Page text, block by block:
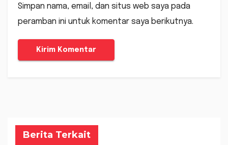
Simpan nama, email, dan situs web saya pada
peramban ini untuk komentar saya berikutnya.
Berita Terkait